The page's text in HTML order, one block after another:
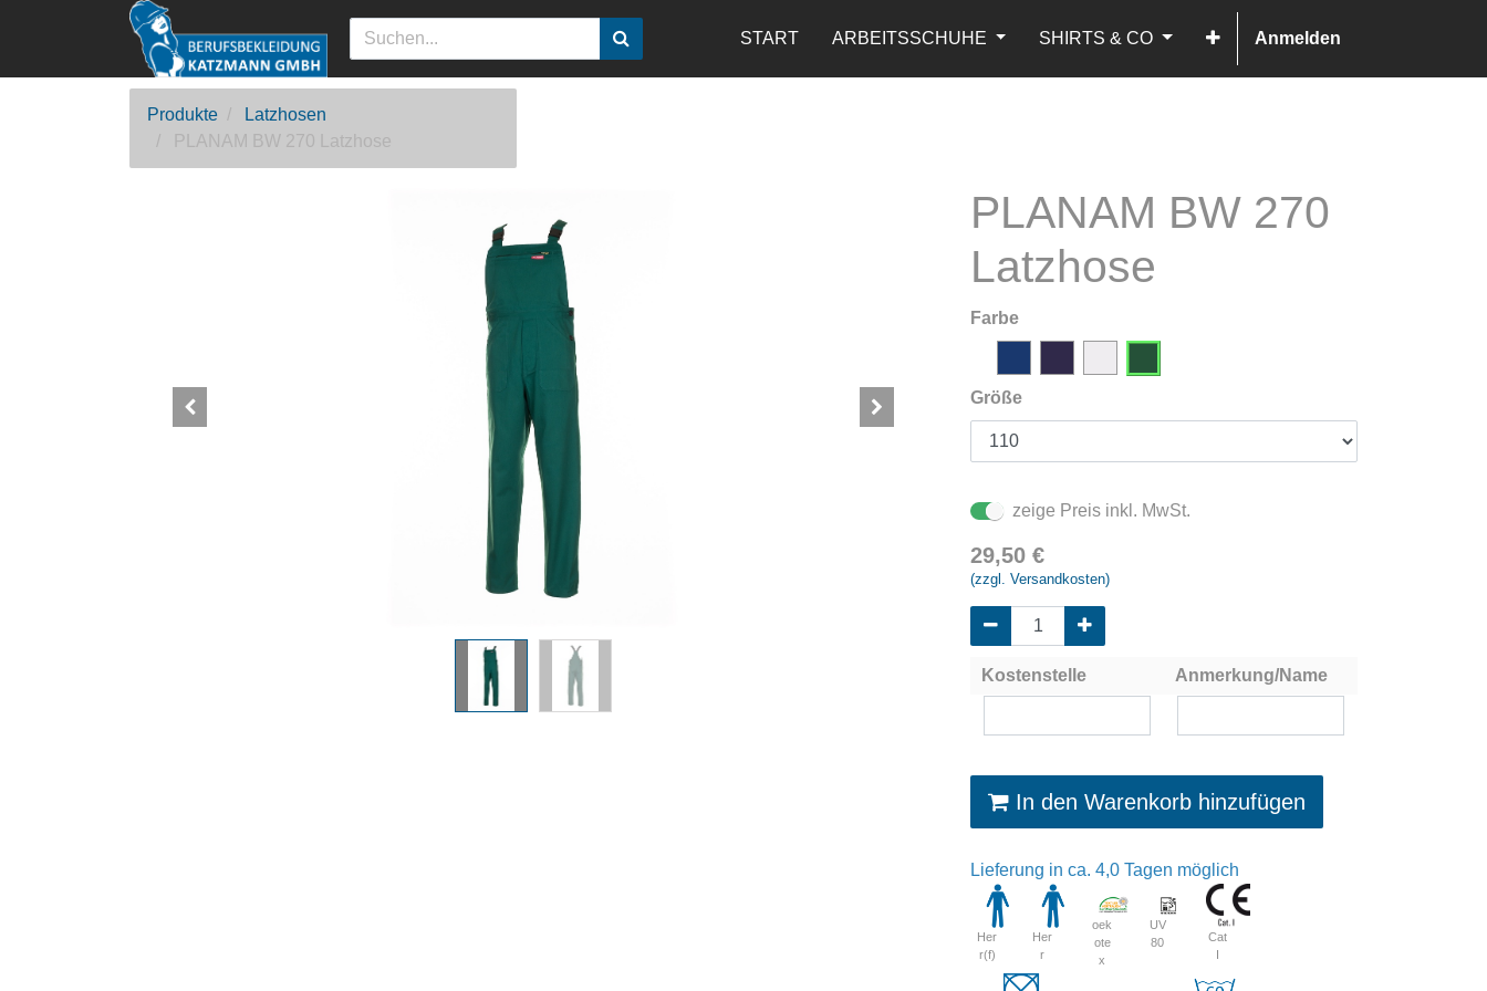
START ARBEITSSCHUHE SHIRTS & CO Anmelden
Produkte
Latzhosen
PLANAM BW 270 Latzhose
PLANAM BW 270
Latzhose
Farbe
Größe
zeige Preis inkl. MwSt.
29,50 €
(zzgl. Versandkosten)
Kostenstelle Anmerkung/Name
In den Warenkorb hinzufügen
Lieferung in ca. 4,0 Tagen möglich
Her
r(f)
Her
r
oek
ote
x
UV
80
Cat
I